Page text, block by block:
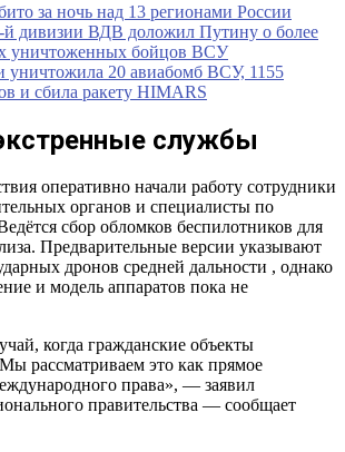
за ночь над 13 регионами России
дивизии ВДВ доложил Путину о более
уничтоженных бойцов ВСУ
уничтожила 20 авиабомб ВСУ, 1155
и сбила ракету HIMARS
службы
оперативно начали работу сотрудники
органов и специалисты по
сбор обломков беспилотников для
Предварительные версии указывают
дронов средней дальности , однако
и модель аппаратов пока не
когда гражданские объекты
рассматриваем это как прямое
права», — заявил
правительства — сообщает